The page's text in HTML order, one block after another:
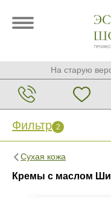
На старую
Фильтр 2
Сухая кожа
Кремы с маслом Ши
Фильтр 2